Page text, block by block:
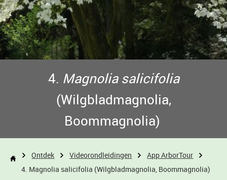
4. Magnolia salicifolia
(Wilgbladmagnolia,
Boommagnolia)
Ontdek Videorondleidingen
App ArborTour
4. Magnolia salicifolia (Wilgbladmagnolia, Boommagnolia)